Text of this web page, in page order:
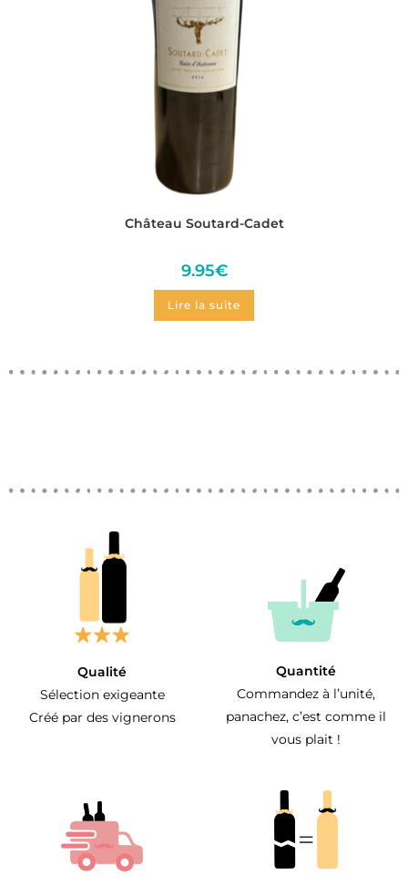
Château Soutard-Cadet
9.95€
Lire la suite
Qualité
Sélection exigeante
Créé par des vignerons
Quantité
Commandez à l’unité,
panachez, c’est comme il
vous plait !